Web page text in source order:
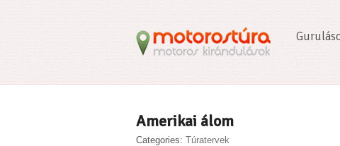
Amerikai álom
Categories: Túratervek